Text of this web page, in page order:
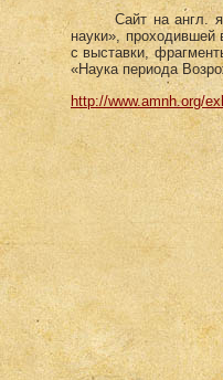
Сайт на англ.
науки», проходившей
с выставки,
«Наука периода
http://www.amnh.org/